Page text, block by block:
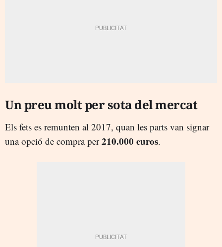
Un preu molt per sota del mercat
Els fets es remunten al 2017, quan les parts van signar
una opció de compra per210.000 euros.